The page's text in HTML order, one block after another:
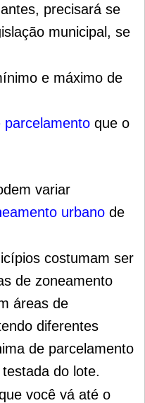
precisará se
municipal, se
e máximo de
que o
variar
urbano de
costumam ser
de zoneamento
áreas de
diferentes
de parcelamento
do lote.
você vá até o